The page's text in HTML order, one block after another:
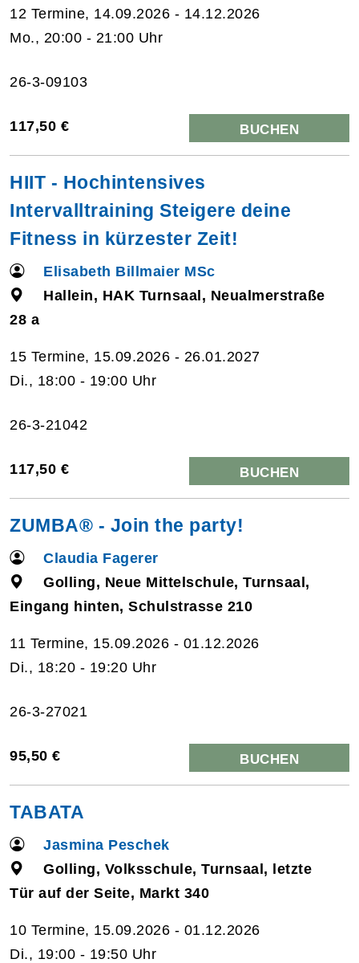
12 Termine, 14.09.2026 - 14.12.2026
Mo., 20:00 - 21:00 Uhr
26-3-09103
117,50 € BUCHEN
HIIT - Hochintensives
Intervalltraining Steigere deine
Fitness in kürzester Zeit!
Elisabeth Billmaier MSc
Hallein, HAK Turnsaal, Neualmerstraße
28 a
15 Termine, 15.09.2026 - 26.01.2027
Di., 18:00 - 19:00 Uhr
26-3-21042
117,50 € BUCHEN
ZUMBA® - Join the party!
Claudia Fagerer
Golling, Neue Mittelschule, Turnsaal,
Eingang hinten, Schulstrasse 210
11 Termine, 15.09.2026 - 01.12.2026
Di., 18:20 - 19:20 Uhr
26-3-27021
95,50 € BUCHEN
TABATA
Jasmina Peschek
Golling, Volksschule, Turnsaal, letzte
Tür auf der Seite, Markt 340
10 Termine, 15.09.2026 - 01.12.2026
Di., 19:00 - 19:50 Uhr